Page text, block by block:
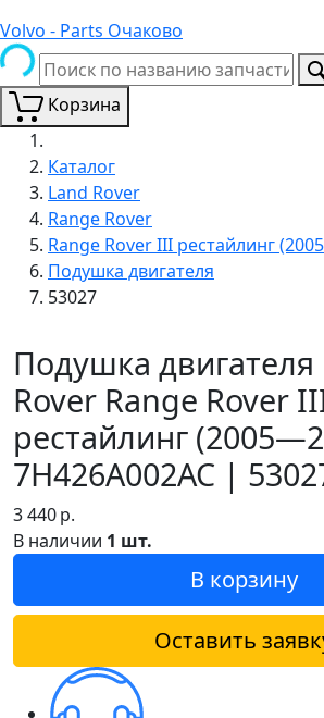
Volvo - Parts Очаково
Корзина
Каталог
Land Rover
Range Rover
Range Rover III рестайлинг
Подушка двигателя
53027
Подушка двигателя
Rover Range Rover
рестайлинг
7H426A002AC |
3 440р.
В наличии 1 шт.
В корзину
Оставить